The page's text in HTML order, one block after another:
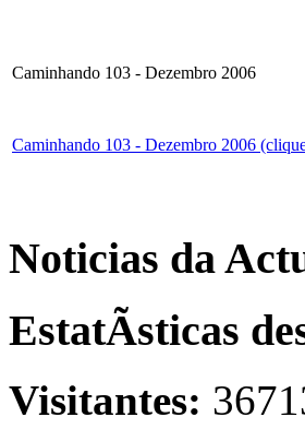
Caminhando 103 - Dezembro 2006
Caminhando 103 - Dezembro 2006
Noticias da
EstatÃ­sticas
Visitantes: